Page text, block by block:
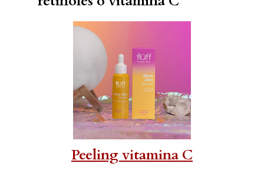
Peeling vitamina C